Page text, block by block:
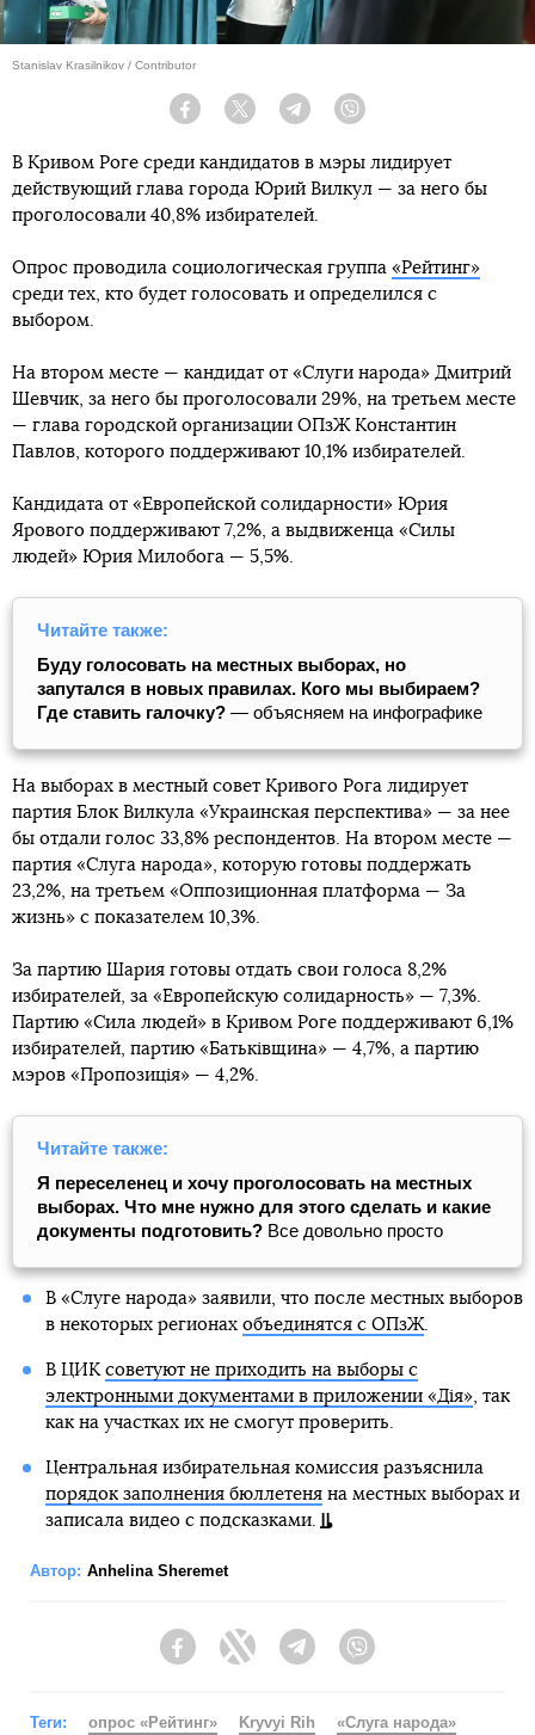
Stanislav Krasilnikov / Contributor
Facebook Twitter Telegram
В Кривом Роге среди кандидатов в мэры лидирует
действующий глава города Юрий Вилкул — за него бы
проголосовали 40,8% избирателей.
Опрос проводила социологическая группа «Рейтинг»
среди тех, кто будет голосовать и определился с
выбором.
На втором месте — кандидат от «Слуги народа» Дмитрий
Шевчик, за него бы проголосовали 29%, на третьем месте
— глава городской организации ОПзЖ Константин
Павлов, которого поддерживают 10,1% избирателей.
Кандидата от «Европейской солидарности» Юрия
Ярового поддерживают 7,2%, а выдвиженца «Силы
людей» Юрия Милобога — 5,5%.
Читайте также:
Буду голосовать на местных выборах, но
запутался в новых правилах. Кого мы выбираем?
Где ставить галочку? — объясняем на инфографике
На выборах в местный совет Кривого Рога лидирует
партия Блок Вилкула «Украинская перспектива» — за нее
бы отдали голос 33,8% респондентов. На втором месте —
партия «Слуга народа», которую готовы поддержать
23,2%, на третьем «Оппозиционная платформа — За
жизнь» с показателем 10,3%.
За партию Шария готовы отдать свои голоса 8,2%
избирателей, за «Европейскую солидарность» — 7,3%.
Партию «Сила людей» в Кривом Роге поддерживают 6,1%
избирателей, партию «Батьківщина» — 4,7%, а партию
мэров «Пропозиція» — 4,2%.
Читайте также:
Я переселенец и хочу проголосовать на местных
выборах. Что мне нужно для этого сделать и какие
документы подготовить? Все довольно просто
В «Слуге народа» заявили, что после местных выборов
в некоторых регионах объединятся с ОПзЖ.
В ЦИК советуют не приходить на выборы с
электронными документами в приложении «Дія», так
как на участках их не смогут проверить.
Центральная избирательная комиссия разъяснила
порядок заполнения бюллетеняна местных выборах и
записала видео с подсказками.
Автор: Anhelina Sheremet
FacebookTwitter Telegram
Теги: опрос «Рейтинг» Kryvyi Rih «Слуга народа»